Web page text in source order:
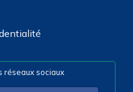
réseaux sociaux